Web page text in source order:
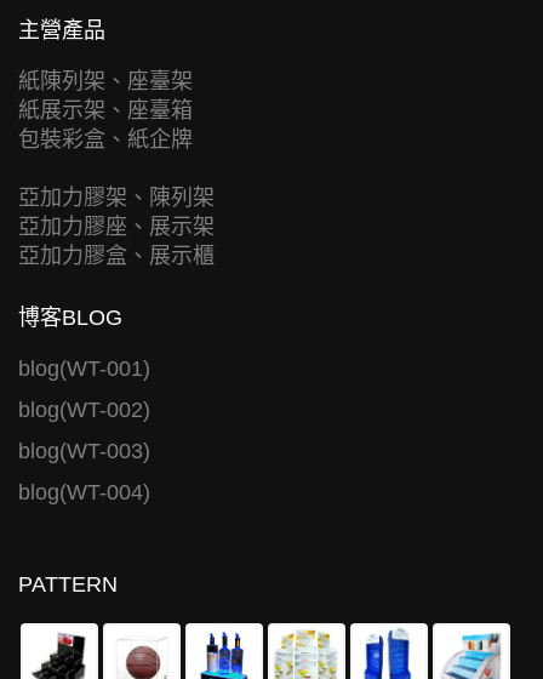
主營產品
紙陳列架、座臺架
紙展示架、座臺箱
包裝彩盒、紙企牌
亞加力膠架、陳列架
亞加力膠座、展示架
亞加力膠盒、展示櫃
博客BLOG
blog(WT-001)
blog(WT-002)
blog(WT-003)
blog(WT-004)
PATTERN